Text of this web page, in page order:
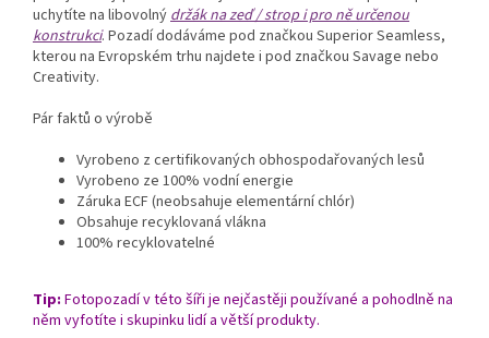
uchytíte na libovolnýdržák na zeď / strop i pro ně určenou
konstrukci. Pozadí dodáváme pod značkou Superior Seamless,
kterou na Evropském trhu najdete i pod značkou Savage nebo
Creativity.
Pár faktů o výrobě
Vyrobeno z certifikovaných obhospodařovaných lesů
Vyrobeno ze 100% vodní energie
Záruka ECF (neobsahuje elementární chlór)
Obsahuje recyklovaná vlákna
100% recyklovatelné
Tip: Fotopozadí v této šíři je nejčastěji používané a pohodlně na
něm vyfotíte i skupinku lidí a větší produkty.